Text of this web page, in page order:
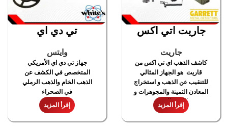
جاريت اتي اكس
جاريت
كاشف الذهب اي تي اكس من
قاريت هو الجهاز المثالي
للتنقيب عن الذهب و استخراج
المعادن الثمينة والمجوهرات و
الكنوز الدفينة
إقرأ المزيد
تي دي اي
وايتس
جهاز تي دي اي الأمريكي
المتخصص في الكشف عن
الذهب الخام والذهب الرملي
في الصحراء
إقرأ المزيد